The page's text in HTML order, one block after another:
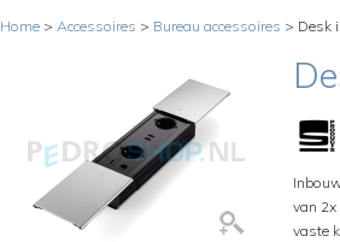
Home > Accessoires > Bureau accessoires > Desk
van 2x
vaste